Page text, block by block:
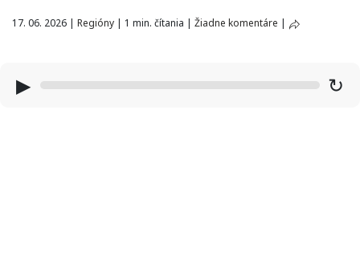
17. 06. 2026 | Regióny | 1 min. čítania | Žiadne komentáre |
▶ ↻